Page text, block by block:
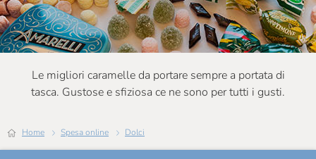
Le migliori caramelle da portare sempre a portata di
tasca. Gustose e sfiziosa ce ne sono per tutti i gusti.
Home Spesa online Dolci